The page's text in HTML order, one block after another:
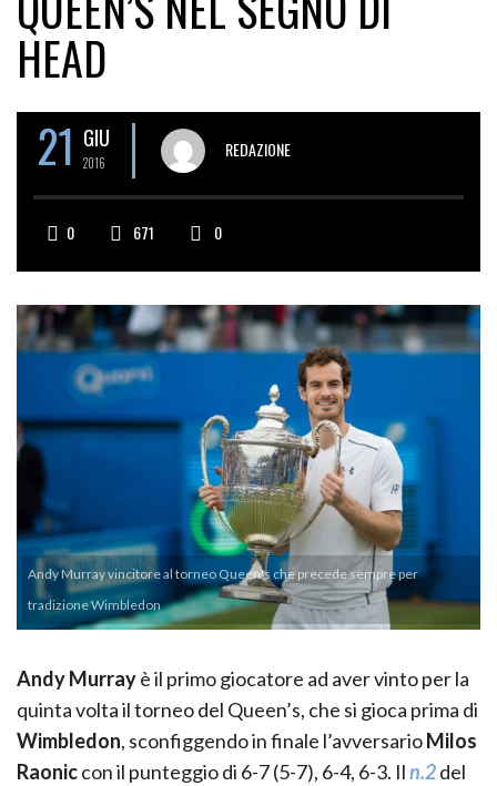
HEAD
21 GIU
2016
REDAZIONE
0 671 0
Andy Murray vincitore al torneo Queen's che precede sempre per
tradizione Wimbledon
Andy Murrayè il primo giocatore ad aver vinto per la
quinta volta il torneo del Queen’s, che si gioca prima di
Wimbledon, sconfiggendo in finale l’avversarioMilos
Raoniccon il punteggio di 6-7 (5-7), 6-4, 6-3. Iln.2del